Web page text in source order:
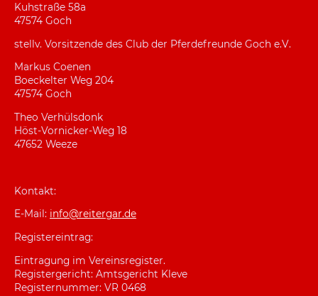
Kuhstraße 58a
47574 Goch
stellv. Vorsitzende des Club der Pferdefreunde Goch e.V.
Markus Coenen
Boeckelter Weg 204
47574 Goch
Theo Verhülsdonk
Höst-Vornicker-Weg 18
47652 Weeze
Kontakt:
E-Mail: info@reitergar.de
Registereintrag:
Eintragung im Vereinsregister.
Registergericht: Amtsgericht Kleve
Registernummer: VR 0468